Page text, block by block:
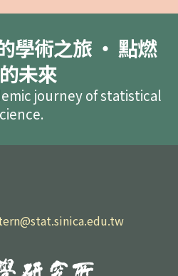
學術之旅 ‧ 點燃
未來
journey of statistical